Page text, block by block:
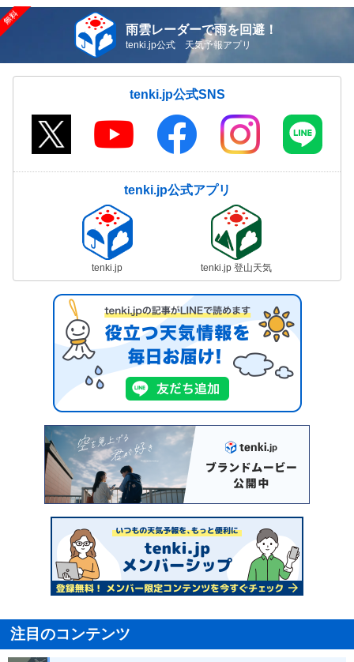
雨雲レーダーで雨を回避！
tenki.jp公式 天気予報アプリ
tenki.jp公式SNS
tenki.jp公式アプリ
tenki.jp tenki.jp 登山天気
注目のコンテンツ